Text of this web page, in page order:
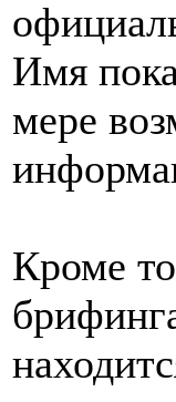
Имя
мере
Кроме